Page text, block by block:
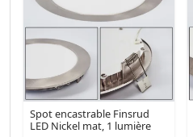
Spot encastrable Finsrud
LED Nickel mat, 1 lumière